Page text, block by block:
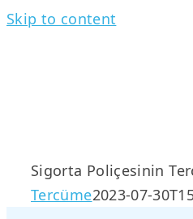
Skip to content
Sigorta Poliçesinin
Tercüme2023-07-